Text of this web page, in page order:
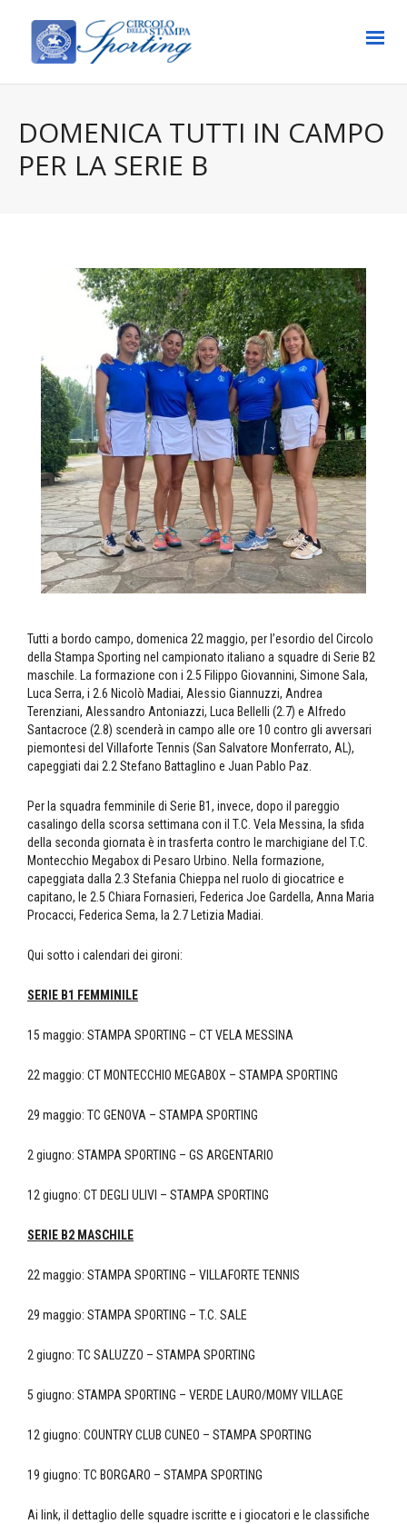
DOMENICA TUTTI IN CAMPO
PER LA SERIE B
Tutti a bordo campo, domenica 22 maggio, per l’esordio del Circolo
della Stampa Sporting nel campionato italiano a squadre di Serie B2
maschile. La formazione con i 2.5 Filippo Giovannini, Simone Sala,
Luca Serra, i 2.6 Nicolò Madiai, Alessio Giannuzzi, Andrea
Terenziani, Alessandro Antoniazzi, Luca Bellelli (2.7) e Alfredo
Santacroce (2.8) scenderà in campo alle ore 10 contro gli avversari
piemontesi del Villaforte Tennis (San Salvatore Monferrato, AL),
capeggiati dai 2.2 Stefano Battaglino e Juan Pablo Paz.
Per la squadra femminile di Serie B1, invece, dopo il pareggio
casalingo della scorsa settimana con il T.C. Vela Messina, la sfida
della seconda giornata è in trasferta contro le marchigiane del T.C.
Montecchio Megabox di Pesaro Urbino. Nella formazione,
capeggiata dalla 2.3 Stefania Chieppa nel ruolo di giocatrice e
capitano, le 2.5 Chiara Fornasieri, Federica Joe Gardella, Anna Maria
Procacci, Federica Sema, la 2.7 Letizia Madiai.
Qui sotto i calendari dei gironi:
SERIE B1 FEMMINILE
15 maggio: STAMPA SPORTING – CT VELA MESSINA
22 maggio: CT MONTECCHIO MEGABOX – STAMPA SPORTING
29 maggio: TC GENOVA – STAMPA SPORTING
2 giugno: STAMPA SPORTING – GS ARGENTARIO
12 giugno: CT DEGLI ULIVI – STAMPA SPORTING
SERIE B2 MASCHILE
22 maggio: STAMPA SPORTING – VILLAFORTE TENNIS
29 maggio: STAMPA SPORTING – T.C. SALE
2 giugno: TC SALUZZO – STAMPA SPORTING
5 giugno: STAMPA SPORTING – VERDE LAURO/MOMY VILLAGE
12 giugno: COUNTRY CLUB CUNEO – STAMPA SPORTING
19 giugno: TC BORGARO – STAMPA SPORTING
Ai link, il dettaglio delle squadre iscritte e i giocatori e le classifiche